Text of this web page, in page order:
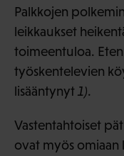
Palkkojen
leikkaukset
toimeentuloa.
työskentelevien
lisääntynyt1).
Vastentahtoiset
ovat myös omiaan